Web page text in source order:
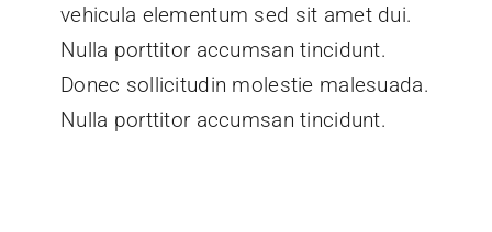
vehicula elementum sed sit amet dui.
Nulla porttitor accumsan tincidunt.
Donec sollicitudin molestie malesuada.
Nulla porttitor accumsan tincidunt.